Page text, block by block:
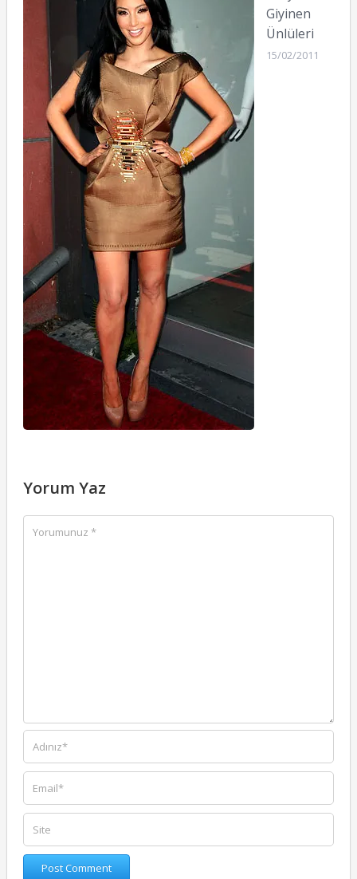
Giyinen
Ünlüleri
15/02/2011
Yorum Yaz